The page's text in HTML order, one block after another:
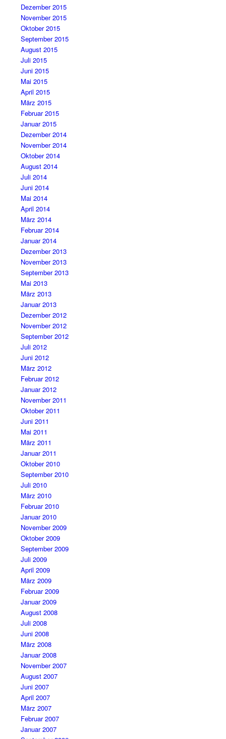
Dezember 2015
November 2015
Oktober 2015
September 2015
August 2015
Juli 2015
Juni 2015
Mai 2015
April 2015
März 2015
Februar 2015
Januar 2015
Dezember 2014
November 2014
Oktober 2014
August 2014
Juli 2014
Juni 2014
Mai 2014
April 2014
März 2014
Februar 2014
Januar 2014
Dezember 2013
November 2013
September 2013
Mai 2013
März 2013
Januar 2013
Dezember 2012
November 2012
September 2012
Juli 2012
Juni 2012
März 2012
Februar 2012
Januar 2012
November 2011
Oktober 2011
Juni 2011
Mai 2011
März 2011
Januar 2011
Oktober 2010
September 2010
Juli 2010
März 2010
Februar 2010
Januar 2010
November 2009
Oktober 2009
September 2009
Juli 2009
April 2009
März 2009
Februar 2009
Januar 2009
August 2008
Juli 2008
Juni 2008
März 2008
Januar 2008
November 2007
August 2007
Juni 2007
April 2007
März 2007
Februar 2007
Januar 2007